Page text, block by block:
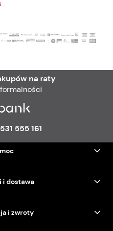
na raty
531 555 161
i dostawa
i zwroty